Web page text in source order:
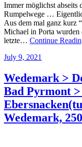
Immer möglichst abseits
Rumpelwege …
Aus dem mal ganz kurz
Michael in Porta wurden
letzte… Continue
July 9, 2021
Wedemark >
Bad Pyrmont
Wedemark,